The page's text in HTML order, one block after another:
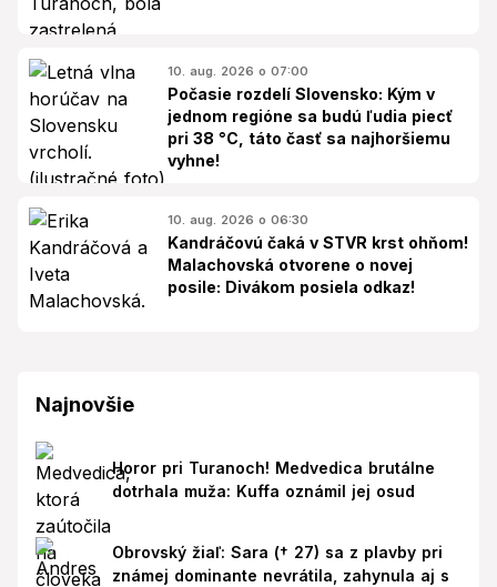
10. aug. 2026 o 07:00
Počasie rozdelí Slovensko: Kým v
jednom regióne sa budú ľudia piecť
pri 38 °C, táto časť sa najhoršiemu
vyhne!
10. aug. 2026 o 06:30
Kandráčovú čaká v STVR krst ohňom!
Malachovská otvorene o novej
posile: Divákom posiela odkaz!
Najnovšie
Horor pri Turanoch! Medvedica brutálne
dotrhala muža: Kuffa oznámil jej osud
Obrovský žiaľ: Sara († 27) sa z plavby pri
známej dominante nevrátila, zahynula aj s